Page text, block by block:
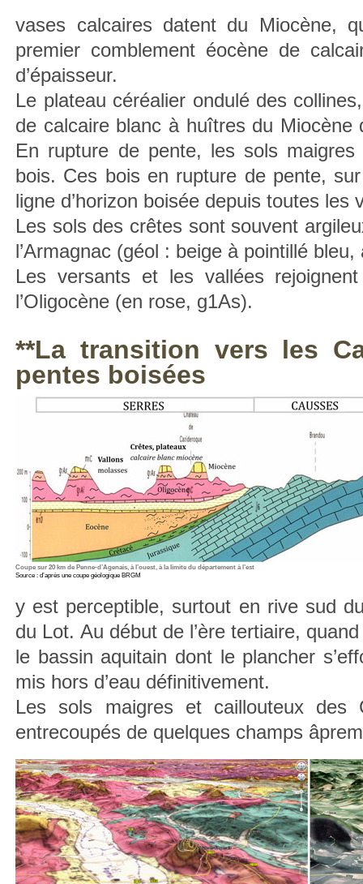
vases calcaires datent du Miocène,
premier comblement éocène de
d’épaisseur.
Le plateau céréalier ondulé des
de calcaire blanc à huîtres du
En rupture de pente, les sols maigres
bois. Ces bois en rupture de pente,
ligne d’horizon boisée depuis toutes les
Les sols des crêtes sont souvent
l’Armagnac (géol : beige à pointillé bleu,
Les versants et les vallées
l’Oligocène (en rose, g1As).
**La transition vers les
pentes boisées
Coupe sur 20 km de Penne-d’Agenais, à l’ouest, à la limite du département à l’est
Source : d’après une coupe géologique BRGM
y est perceptible, surtout en rive sud
du Lot. Au début de l’ère tertiaire,
le bassin aquitain dont le plancher
mis hors d’eau définitivement.
Les sols maigres et caillouteux des
entrecoupés de quelques champs